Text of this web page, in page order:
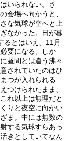
いられない。さ
会場へ向かうと、
な気球が空へと上
なかった。日が暮
るとはいえ、11月
要になる。しか
昼間とは違う沸々
されていたのはひ
つが入れられる
つけられたまま、
れ以上は無理だと
りと夜空に向かい
ま。中には無数の
する気球すらあっ
きとしていてなん